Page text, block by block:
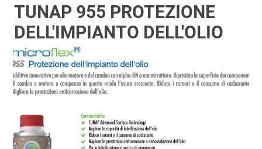
TUNAP 955 PROTEZIONE
DELL'IMPIANTO DELL'OLIO